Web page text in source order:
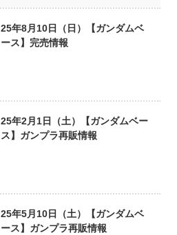
25年8月10日（日）【ガンダムベ
ース】完売情報
25年2月1日（土）【ガンダムベー
ス】ガンプラ再販情報
25年5月10日（土）【ガンダムベ
ース】ガンプラ再販情報